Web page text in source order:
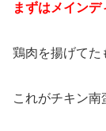
まずはメインデ
鶏肉を揚げてた
これがチキン南